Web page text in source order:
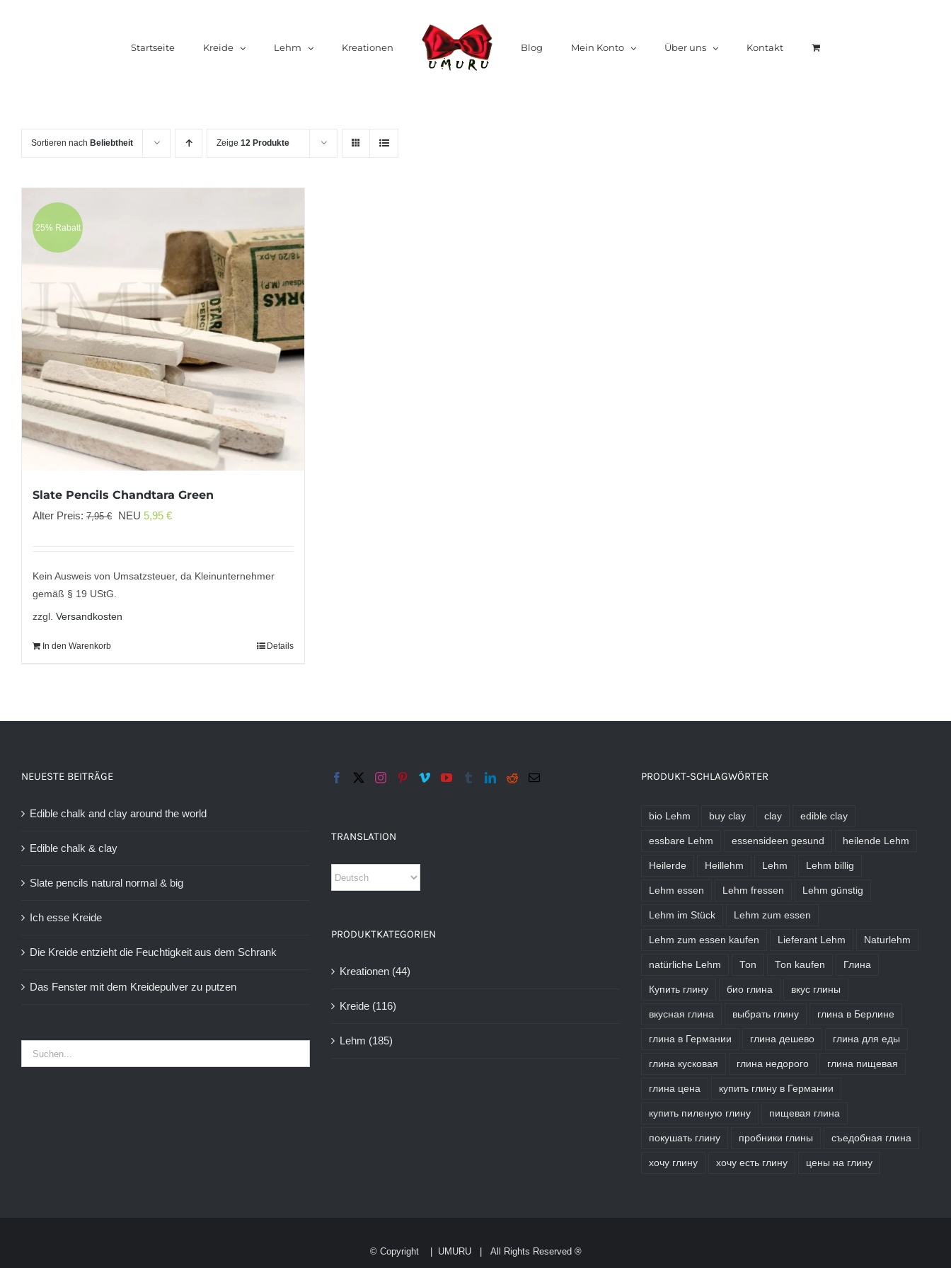
Startseite Kreide Lehm Kreationen Blog Mein Konto Über uns Kontakt
Sortieren nach Beliebtheit Zeige 12 Produkte
25% Rabatt
Slate Pencils Chandtara Green
Alter Preis: 7,95€
Ursprünglicher
7,95 €
NEU 5,95 €Aktueller
5,95 €.
Kein Ausweis von Umsatzsteuer, da Kleinunternehmer
gemäß § 19 UStG.
zzgl. Versandkosten
In den Warenkorb Details
NEUESTE BEITRÄGE
Edible chalk and clay around the world
Edible chalk & clay
Slate pencils natural normal & big
Ich esse Kreide
Die Kreide entzieht die Feuchtigkeit aus dem Schrank
Das Fenster mit dem Kreidepulver zu putzen
TRANSLATION
PRODUKTKATEGORIEN
Kreationen (44)
Kreide (116)
Lehm (185)
PRODUKT-SCHLAGWÖRTER
bio Lehm buy clay clay edible clay
essbare Lehm essensideen gesund heilende Lehm
Heilerde Heillehm Lehm Lehm billig
Lehm essen Lehm fressen Lehm günstig
Lehm im Stück Lehm zum essen
Lehm zum essen kaufen Lieferant Lehm Naturlehm
natürliche Lehm Ton Ton kaufen Глина
Купить глину био глина вкус глины
вкусная глина выбрать глину глина в Берлине
глина в Германии глина дешево глина для еды
глина кусковая глина недорого глина пищевая
глина цена купить глину в Германии
купить пиленую глину пищевая глина
покушать глину пробники глины съедобная глина
хочу глину хочу есть глину цены на глину
© Copyright UMURU| All Rights Reserved ®